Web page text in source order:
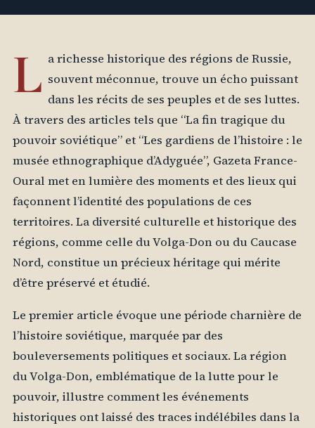
L a richesse historique des régions de Russie,
souvent méconnue, trouve un écho puissant
dans les récits de ses peuples et de ses luttes.
À travers des articles tels que “La fin tragique du
pouvoir soviétique” et “Les gardiens de l’histoire : le
musée ethnographique d’Adyguée”, Gazeta France-
Oural met en lumière des moments et des lieux qui
façonnent l’identité des populations de ces
territoires. La diversité culturelle et historique des
régions, comme celle du Volga-Don ou du Caucase
Nord, constitue un précieux héritage qui mérite
d’être préservé et étudié.
Le premier article évoque une période charnière de
l’histoire soviétique, marquée par des
bouleversements politiques et sociaux. La région
du Volga-Don, emblématique de la lutte pour le
pouvoir, illustre comment les événements
historiques ont laissé des traces indélébiles dans la